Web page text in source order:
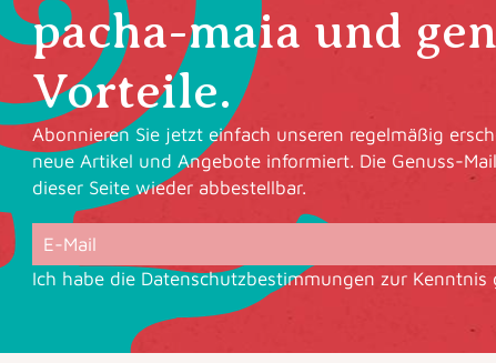
pacha-maia und
Vorteile.
Abonnieren Sie jetzt einfach unseren regelmäßig
neue Artikel und Angebote informiert. Die Genuss-
dieser Seite wieder abbestellbar.
Ich habe die Datenschutzbestimmungen zur Kenntnis